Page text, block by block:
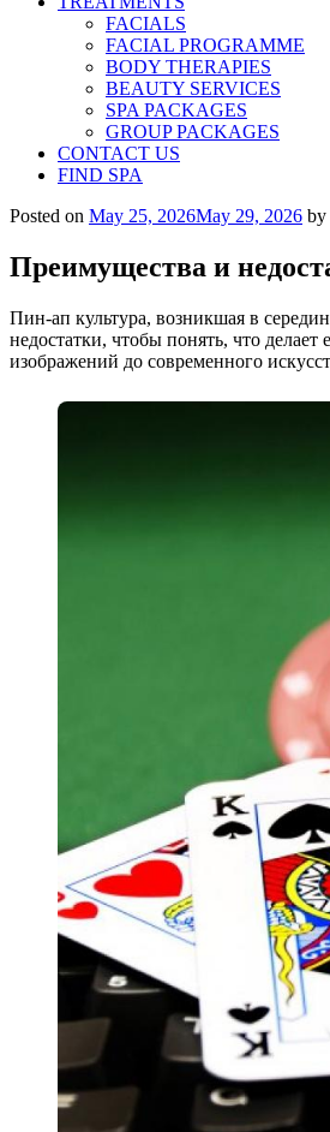
FACIALS
FACIAL PROGRAMME
BODY THERAPIES
BEAUTY SERVICES
SPA PACKAGES
GROUP PACKAGES
CONTACT US
FIND SPA
Posted on May 25, 2026May 29, 2026 by
Преимущества и
Пин-ап культура, возникшая в
недостатки, чтобы понять, что
изображений до современного